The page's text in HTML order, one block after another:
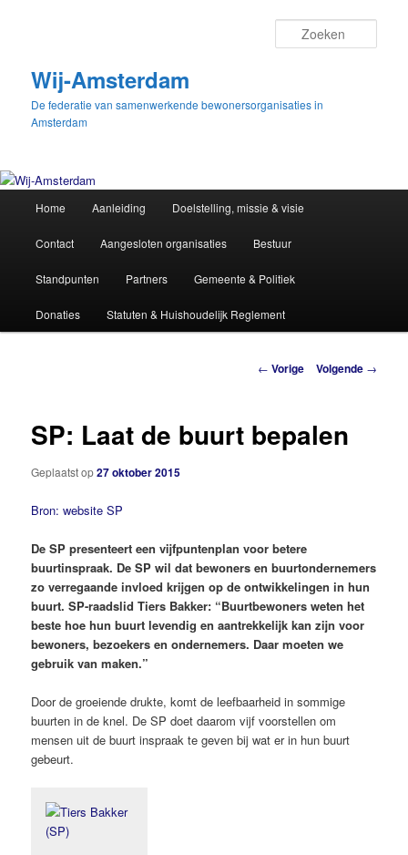
inhoudWij-Amsterdam
De federatie van samenwerkende bewonersorganisaties in
Amsterdam
Home Aanleiding Doelstelling, missie & visie
Contact Aangesloten organisaties Bestuur
Standpunten Partners Gemeente & Politiek
Donaties Statuten & Huishoudelijk Reglement
Berichtnavigatie
← Vorige Volgende →
SP: Laat de buurt bepalen
Geplaatst op27 oktober 2015
Bron: website SP
De SP presenteert een vijfpuntenplan voor betere
buurtinspraak. De SP wil dat bewoners en buurtondernemers
zo verregaande invloed krijgen op de ontwikkelingen in hun
buurt. SP-raadslid Tiers Bakker: “Buurtbewoners weten het
beste hoe hun buurt levendig en aantrekkelijk kan zijn voor
bewoners, bezoekers en ondernemers. Daar moeten we
gebruik van maken.”
Door de groeiende drukte, komt de leefbaarheid in sommige
buurten in de knel. De SP doet daarom vijf voorstellen om
mensen uit de buurt inspraak te geven bij wat er in hun buurt
gebeurt.